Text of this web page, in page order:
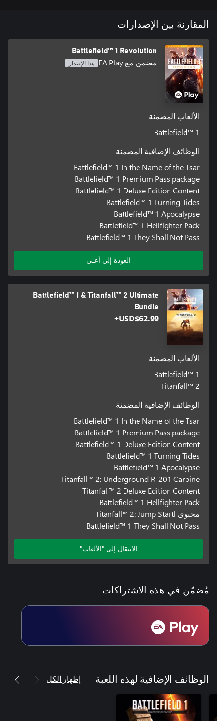
www.battlefield.com/disclaimers for details.
المقارنة بين الإصدارات
Battlefield™ 1 Revolution
مضمن مع EA Play هذا الإصدار
الألعاب المضمنة
Battlefield™ 1
الوظائف الإضافية المضمنة
Battlefield™ 1 In the Name of the Tsar
Battlefield™ 1 Premium Pass package
Battlefield™ 1 Deluxe Edition Content
Battlefield™ 1 Turning Tides
Battlefield™ 1 Apocalypse
Battlefield™ 1 Hellfighter Pack
Battlefield™ 1 They Shall Not Pass
العودة إلى أعلى
Battlefield™ 1 & Titanfall™ 2 Ultimate
Bundle
USD$62.99+
الألعاب المضمنة
Battlefield™ 1
Titanfall™ 2
الوظائف الإضافية المضمنة
Battlefield™ 1 In the Name of the Tsar
Battlefield™ 1 Premium Pass package
Battlefield™ 1 Deluxe Edition Content
Battlefield™ 1 Turning Tides
Battlefield™ 1 Apocalypse
Titanfall™ 2: Underground R-201 Carbine
Titanfall™ 2 Deluxe Edition Content
Battlefield™ 1 Hellfighter Pack
محتوى Titanfall™ 2: Jump Startl
Battlefield™ 1 They Shall Not Pass
الانتقال إلى "الألعاب"
مُضمّن في هذه الاشتراكات
الوظائف الإضافية لهذه اللعبة إظهار الكل